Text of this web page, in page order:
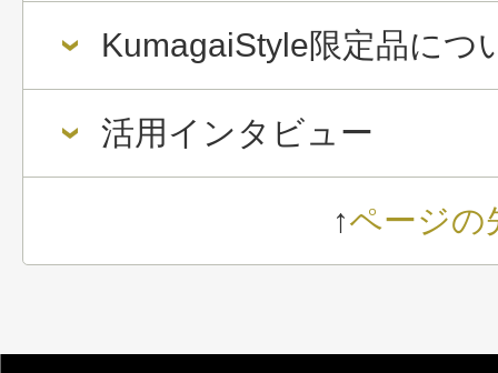
KumagaiStyle限定品につ
活用インタビュー
↑ページの